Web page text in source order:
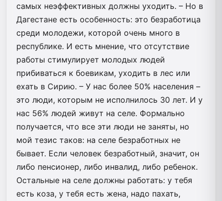
самых неэффективных должны уходить. – Но в
Дагестане есть особенность: это безработица
среди молодежи, которой очень много в
республике. И есть мнение, что отсутствие
работы стимулирует молодых людей
прибиваться к боевикам, уходить в лес или
ехать в Сирию. – У нас более 50% населения –
это люди, которым не исполнилось 30 лет. И у
нас 56% людей живут на селе. Формально
получается, что все эти люди не заняты, но
мой тезис таков: на селе безработных не
бывает. Если человек безработный, значит, он
либо пенсионер, либо инвалид, либо ребенок.
Остальные на селе должны работать: у тебя
есть коза, у тебя есть жена, надо пахать,